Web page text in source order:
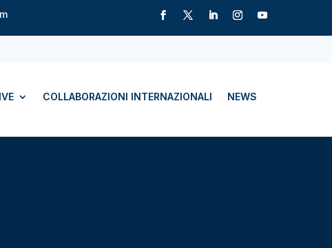
COLLABORAZIONI INTERNAZIONALI NEWS